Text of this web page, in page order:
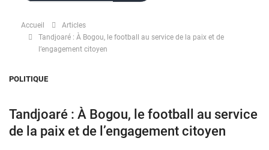
Accueil
Articles
Tandjoaré : À Bogou, le football au service de la paix et de
l’engagement citoyen
POLITIQUE
Tandjoaré : À Bogou, le football au service
de la paix et de l’engagement citoyen